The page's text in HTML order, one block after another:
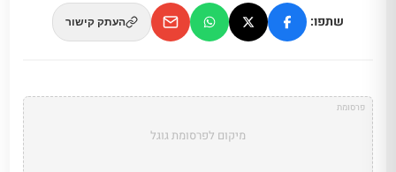
שתפו: העתק קישור
פרסומת
מיקום לפרסומת גוגל